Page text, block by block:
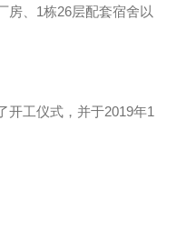
房、1栋26层配套宿舍以
开工仪式，并于2019年1